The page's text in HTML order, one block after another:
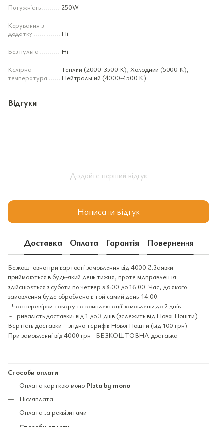
Потужність
250W
Керування з
додатку
Ні
Без пульта
Ні
Колірна
температура
Теплий (2000-3500 К), Холодний (5000 К),
Нейтральний (4000-4500 К)
Відгуки
Додайте перший відгук
Написати відгук
Доставка Оплата Гарантія Повернення
Безкоштовно при вартості замовлення від 4000 ₴.Заявки
приймаються в будь-який день тижня, проте відправлення
здійснюється з суботи по четвер з 8:00 до 16:00. Час, до якого
замовлення буде оброблено в той самий день: 14:00.
- Час перевірки товару та комплектації замовлень: до 2 днів
- Тривалість доставки: від 1 до 3 днів (залежить від Нової Пошти)
Вартість доставки: - згідно тарифів Нової Пошти (від 100 грн)
При замовленні від 4000 грн - БЕЗКОШТОВНА доставка
Способи оплати
Оплата карткою моно Plata by mono
Післяплата
Оплата за реквізитами